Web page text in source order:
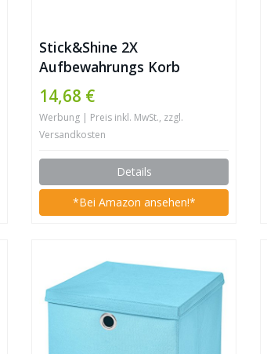
Stick&Shine 2X
Aufbewahrungs Korb
Schwarz Faltbox 30 x 30 x
30 cm Regalkorb faltbar mit
Kordel und mit Deckel
14,68 €
Werbung | Preis inkl. MwSt., zzgl.
Versandkosten
Details
*Bei Amazon ansehen!*